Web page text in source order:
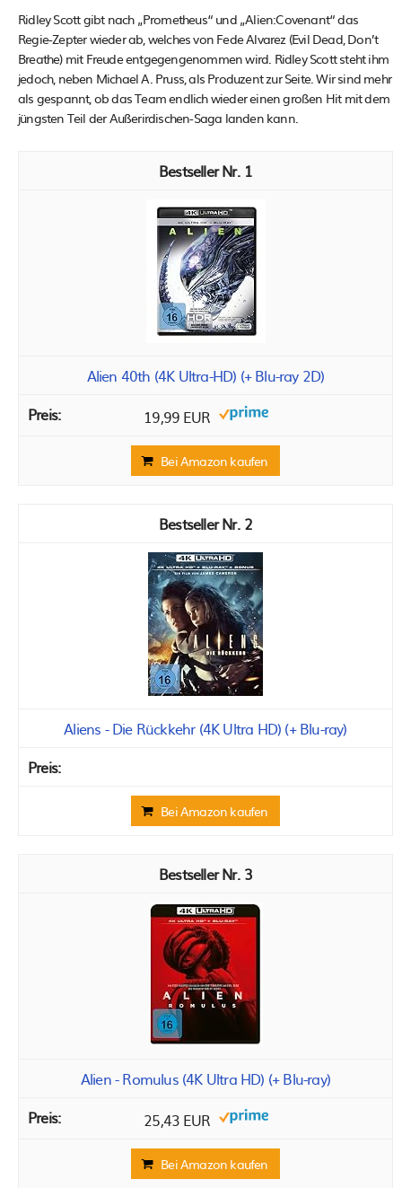
Ridley Scott gibt nach „Prometheus“ und „Alien:Covenant“ das
Regie-Zepter wieder ab, welches von Fede Alvarez (Evil Dead, Don’t
Breathe) mit Freude entgegengenommen wird. Ridley Scott steht ihm
jedoch, neben Michael A. Pruss, als Produzent zur Seite. Wir sind mehr
als gespannt, ob das Team endlich wieder einen großen Hit mit dem
jüngsten Teil der Außerirdischen-Saga landen kann.
1
Alien 40th (4K Ultra-HD) (+ Blu-ray 2D)
19,99 EUR
Bei Amazon kaufen
2
Aliens - Die Rückkehr (4K Ultra HD) (+ Blu-ray)
Bei Amazon kaufen
3
Alien - Romulus (4K Ultra HD) (+ Blu-ray)
25,43 EUR
Bei Amazon kaufen